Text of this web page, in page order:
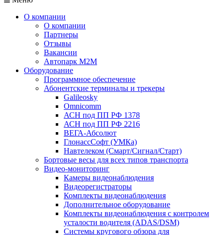
О компании
О компании
Партнеры
Отзывы
Вакансии
Автопарк М2М
Оборудование
Программное обеспечение
Абонентские терминалы и трекеры
Galileosky
Omnicomm
АСН под ПП РФ 1378
АСН под ПП РФ 2216
ВЕГА-Абсолют
ГлонассСофт (УМКа)
Навтелеком (Смарт/Сигнал/Старт)
Бортовые весы для всех типов транспорта
Видео-мониторинг
Камеры видеонаблюдения
Видеорегистраторы
Комплекты видеонаблюдения
Дополнительное оборудование
Комплекты видеонаблюдения с контролем
усталости водителя (ADAS/DSM)
Системы кругового обзора для